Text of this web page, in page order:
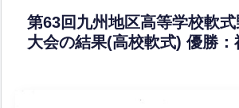
第63回九州地区高等学校軟
大会の結果(高校軟式) 優勝：